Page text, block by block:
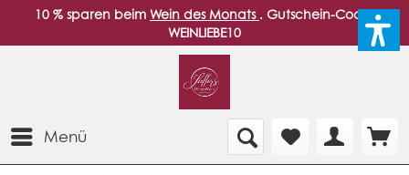
10 % sparen beim Wein des Monats . Gutschein-Code:
WEINLIEBE10
Menü